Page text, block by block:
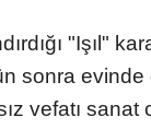
"Işıl"
sonra evinde
vefatı sanat